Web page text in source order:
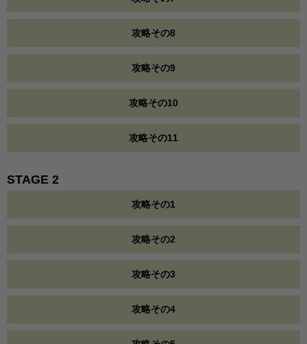
攻略その8
攻略その9
攻略その10
攻略その11
STAGE 2
攻略その1
攻略その2
攻略その3
攻略その4